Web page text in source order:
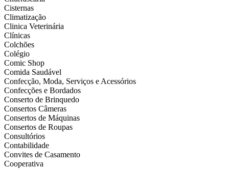
Cisternas
Climatização
Clinica Veterinária
Clínicas
Colchões
Colégio
Comic Shop
Comida Saudável
Confecção, Moda, Serviços e Acessórios
Confecções e Bordados
Conserto de Brinquedo
Consertos Câmeras
Consertos de Máquinas
Consertos de Roupas
Consultórios
Contabilidade
Convites de Casamento
Cooperativa